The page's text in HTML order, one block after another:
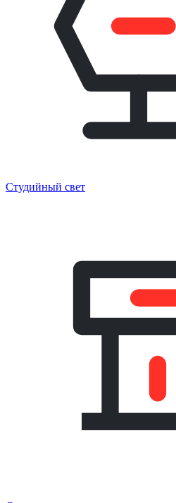
Студийный свет